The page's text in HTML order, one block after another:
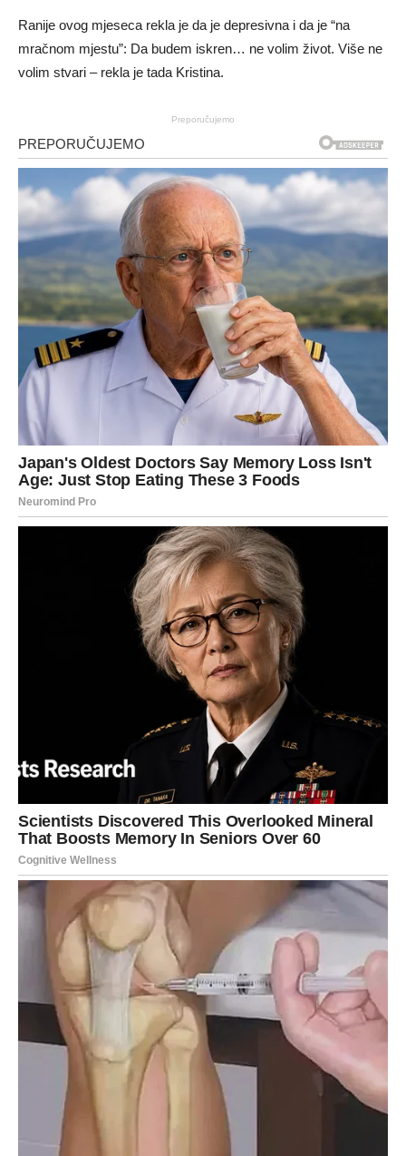
Ranije ovog mjeseca rekla je da je depresivna i da je “na
mračnom mjestu”: Da budem iskren… ne volim život. Više ne
volim stvari – rekla je tada Kristina.
Preporučujemo